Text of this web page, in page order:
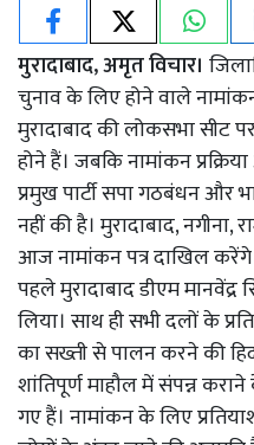
मुरादाबाद, अमृत विचार।
चुनाव के लिए होने वाले
मुरादाबाद की लोकसभा सीट
होने हैं। जबकि नामांकन
प्रमुख पार्टी सपा गठबंधन और
नहीं की है। मुरादाबाद, नगीना,
आज नामांकन पत्र दाखिल
पहले मुरादाबाद डीएम मानवेंद्र
लिया। साथ ही सभी दलों के
का सख्ती से पालन करने की
शांतिपूर्ण माहौल में संपन्न
गए हैं। नामांकन के लिए